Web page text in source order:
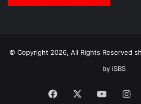
© Copyright 2026, All Rights Reserved
by iSBS
Facebook YouTube